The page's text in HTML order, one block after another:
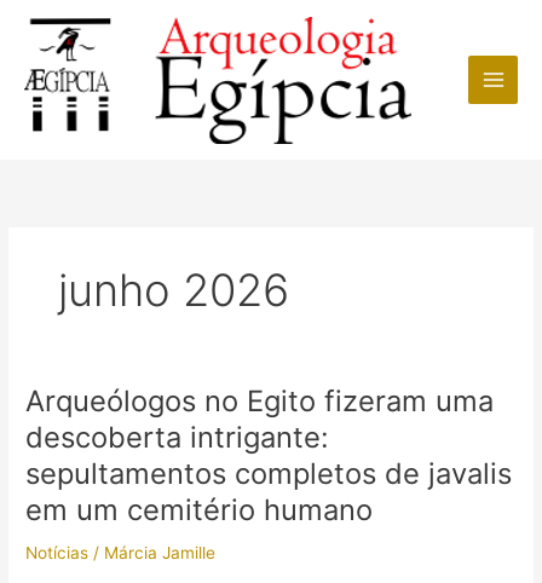
conteúdo
junho 2026
Arqueólogos no Egito fizeram uma
descoberta intrigante:
sepultamentos completos de javalis
em um cemitério humano
Notícias / Márcia Jamille